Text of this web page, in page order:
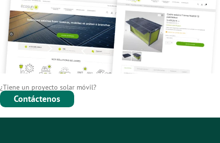
¿Tiene un proyecto solar móvil?
Contáctenos